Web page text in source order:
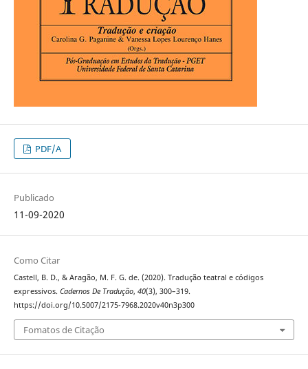
PDF/A
Publicado
11-09-2020
Como Citar
Castell, B. D., & Aragão, M. F. G. de. (2020). Tradução teatral e códigos
expressivos. Cadernos De Tradução, 40(3), 300–319.
https://doi.org/10.5007/2175-7968.2020v40n3p300
Fomatos de Citação